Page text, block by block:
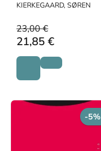
KIERKEGAARD, SØREN
23,00 €
21,85 €
-5%